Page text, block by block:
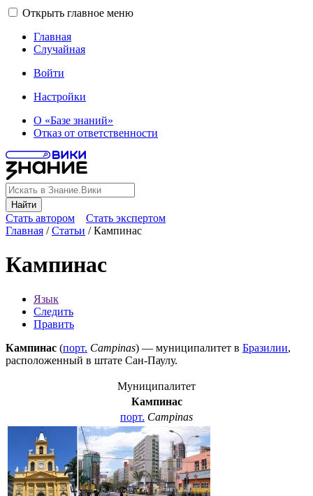
Открыть главное меню
Главная
Случайная
Войти
Настройки
О «Базе знаний»
Отказ от ответственности
Найти
Стать автором
Стать экспертом
Главная /Статьи /Кампинас
Кампинас
Язык
Следить
Править
Кампинас (порт. Campinas) — муниципалитет в Бразилии,
расположенный в штате Сан-Паулу.
Муниципалитет
Кампинас
порт. Campinas